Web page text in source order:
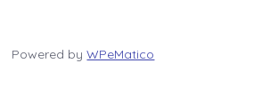
Powered byWPeMatico